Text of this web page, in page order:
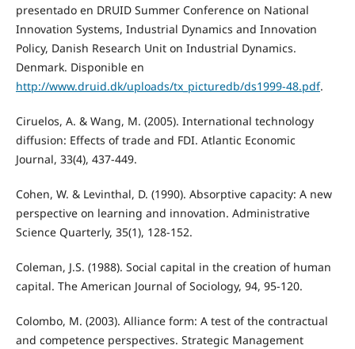
presentado en DRUID Summer Conference on National
Innovation Systems, Industrial Dynamics and Innovation
Policy, Danish Research Unit on Industrial Dynamics.
Denmark. Disponible en
http://www.druid.dk/uploads/tx_picturedb/ds1999-48.pdf.
Ciruelos, A. & Wang, M. (2005). International technology
diffusion: Effects of trade and FDI. Atlantic Economic
Journal, 33(4), 437-449.
Cohen, W. & Levinthal, D. (1990). Absorptive capacity: A new
perspective on learning and innovation. Administrative
Science Quarterly, 35(1), 128-152.
Coleman, J.S. (1988). Social capital in the creation of human
capital. The American Journal of Sociology, 94, 95-120.
Colombo, M. (2003). Alliance form: A test of the contractual
and competence perspectives. Strategic Management